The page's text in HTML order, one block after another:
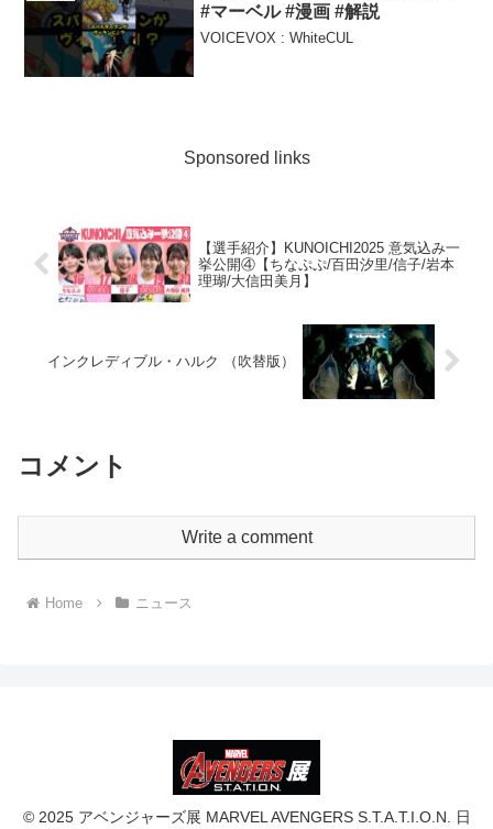
#マーベル #漫画 #解説
VOICEVOX : WhiteCUL
Sponsored links
【選手紹介】KUNOICHI2025 意気込み一
挙公開④【ちなぷぷ/百田汐里/信子/岩本
理瑚/大信田美月】
インクレディブル・ハルク （吹替版）
コメント
Write a comment
Home ニュース
© 2025 アベンジャーズ展 MARVEL AVENGERS S.T.A.T.I.O.N. 日